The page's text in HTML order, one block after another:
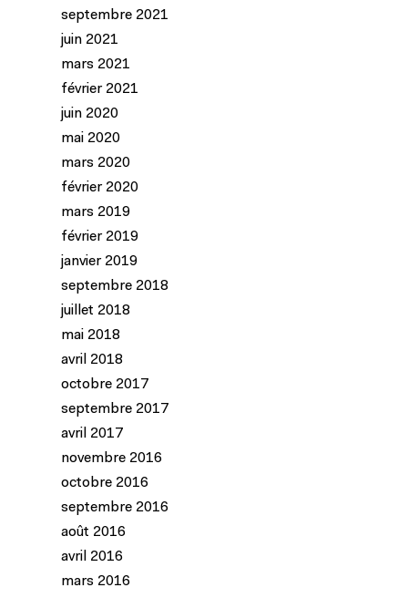
septembre 2021
juin 2021
mars 2021
février 2021
juin 2020
mai 2020
mars 2020
février 2020
mars 2019
février 2019
janvier 2019
septembre 2018
juillet 2018
mai 2018
avril 2018
octobre 2017
septembre 2017
avril 2017
novembre 2016
octobre 2016
septembre 2016
août 2016
avril 2016
mars 2016